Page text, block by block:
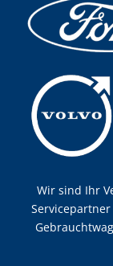
Wir sind Ihr